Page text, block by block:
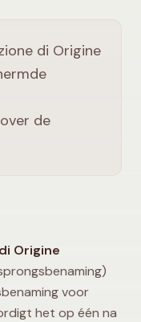
di Origine
de
Origine
voor
het op één na